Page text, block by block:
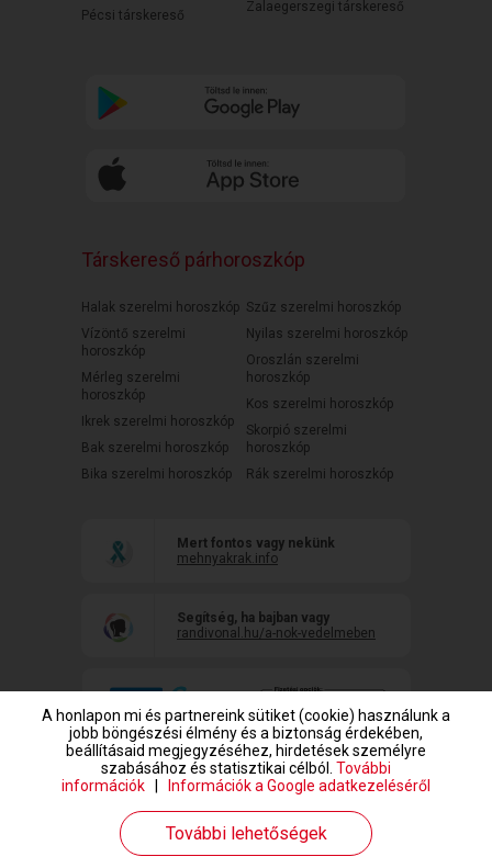
Pécsi társkereső
Zalaegerszegi társkereső
Társkereső párhoroszkóp
Halak szerelmi horoszkóp
Vízöntő szerelmi
horoszkóp
Mérleg szerelmi
horoszkóp
Ikrek szerelmi horoszkóp
Bak szerelmi horoszkóp
Bika szerelmi horoszkóp
Szűz szerelmi horoszkóp
Nyilas szerelmi horoszkóp
Oroszlán szerelmi
horoszkóp
Kos szerelmi horoszkóp
Skorpió szerelmi
horoszkóp
Rák szerelmi horoszkóp
Mert fontos vagy nekünk
mehnyakrak.info
Segítség, ha bajban vagy
randivonal.hu/a-nok-vedelmeben
www.randivonal.hu © Copyright 1999-2026 Dating Central Europe Zrt.
A honlapon mi és partnereink sütiket (cookie) használunk a
jobb böngészési élmény és a biztonság érdekében,
beállításaid megjegyzéséhez, hirdetések személyre
szabásához és statisztikai célból. További
információk
Információk a Google adatkezeléséről
További lehetőségek